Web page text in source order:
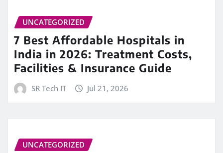
UNCATEGORIZED
7 Best Affordable Hospitals in
India in 2026: Treatment Costs,
Facilities & Insurance Guide
SR Tech IT Jul 21, 2026
UNCATEGORIZED